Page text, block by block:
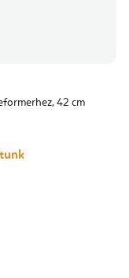
42 cm